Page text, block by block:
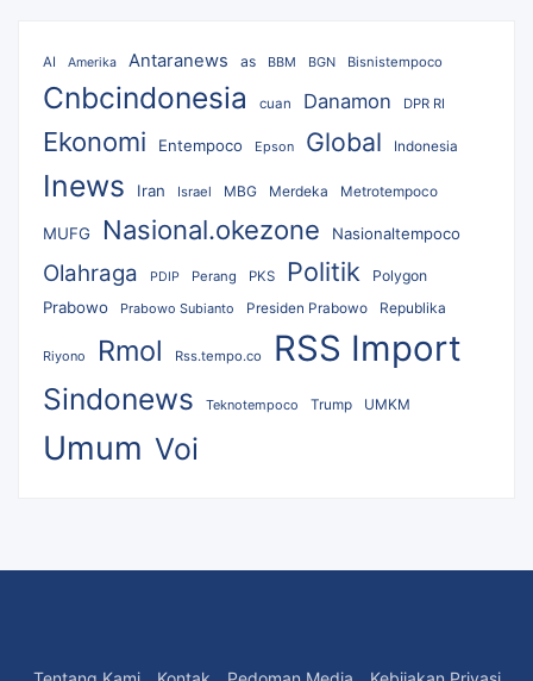
AI Amerika Antaranews as BBM BGN Bisnistempoco
Cnbcindonesia cuan Danamon DPR RI
Ekonomi Entempoco Epson Global Indonesia
Inews Iran Israel MBG Merdeka Metrotempoco
MUFG Nasional.okezone Nasionaltempoco
Olahraga PDIP Perang PKS Politik Polygon
Prabowo Prabowo Subianto Presiden Prabowo Republika
Riyono Rmol Rss.tempo.co RSS Import
Sindonews Teknotempoco Trump UMKM
Umum Voi